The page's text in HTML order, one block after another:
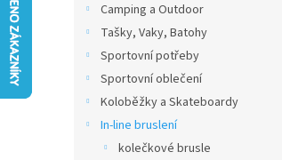
Camping a Outdoor
Tašky, Vaky, Batohy
Sportovní potřeby
Sportovní oblečení
Koloběžky a Skateboardy
In-line bruslení
kolečkové brusle